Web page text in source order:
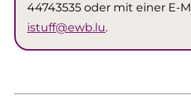
44743535 oder mit einer E-
istuff@ewb.lu.